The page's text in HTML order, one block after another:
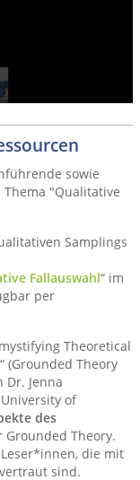
sowie
"Qualitative
Samplings
Fallauswahl“ im
per
Theoretical
(Grounded Theory
Dr. Jenna
of
des
Grounded Theory.
die mit
sind.